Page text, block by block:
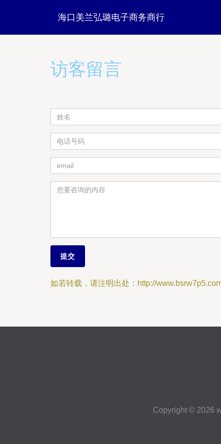
海口美兰弘璐电子商务商行
访客留言
如若转载，请注明出处：http://
Copyright © 2026